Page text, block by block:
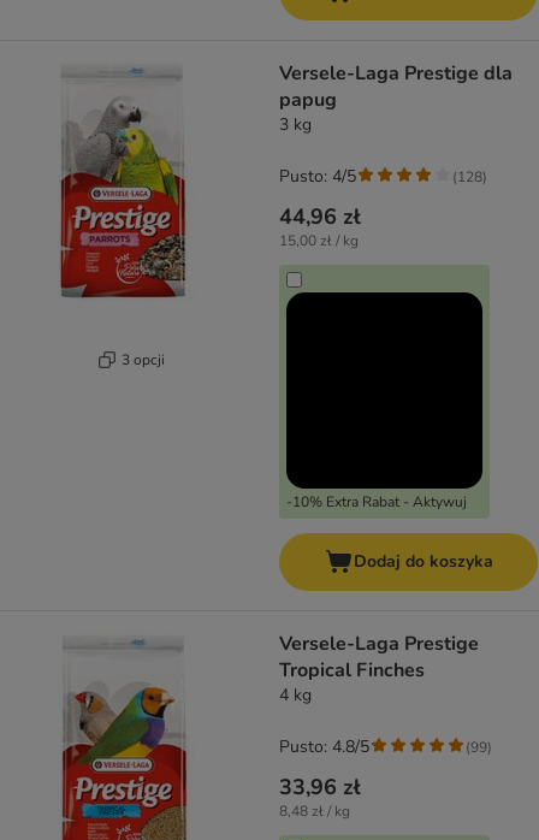
3 opcji
Versele-Laga Prestige dla
papug
3 kg
44,96 zł
15,00 zł / kg
-10% Extra Rabat - Aktywuj
Pusto: 4/5 (128)
Dodaj do koszyka
Versele-Laga Prestige
Tropical Finches
4 kg
33,96 zł
8,48 zł / kg
Pusto: 4.8/5 (99)